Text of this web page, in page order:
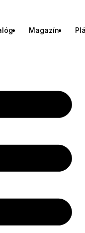
Magazín